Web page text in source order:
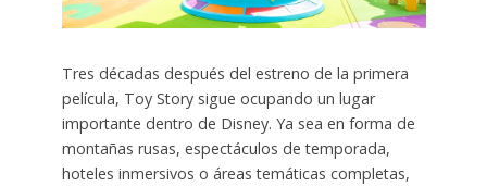
Tres décadas después del estreno de la primera
película, Toy Story sigue ocupando un lugar
importante dentro de Disney. Ya sea en forma de
montañas rusas, espectáculos de temporada,
hoteles inmersivos o áreas temáticas completas,